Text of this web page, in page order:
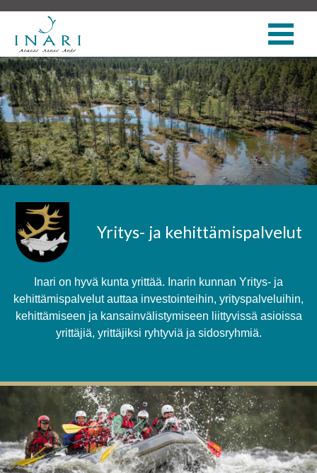
Yritys- ja kehittämispalvelut
Inari on hyvä kunta yrittää. Inarin kunnan Yritys- ja
kehittämispalvelut auttaa investointeihin, yrityspalveluihin,
kehittämiseen ja kansainvälistymiseen liittyvissä asioissa
yrittäjiä, yrittäjiksi ryhtyviä ja sidosryhmiä.